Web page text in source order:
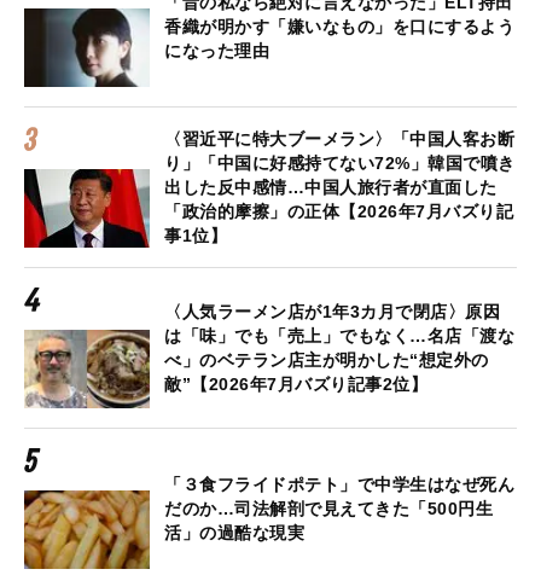
香織が明かす「嫌いなもの」を口にするよう
になった理由
〈習近平に特大ブーメラン〉「中国人客お断
り」「中国に好感持てない72%」韓国で噴き
出した反中感情…中国人旅行者が直面した
「政治的摩擦」の正体【2026年7月バズり記
事1位】
〈人気ラーメン店が1年3カ月で閉店〉原因
は「味」でも「売上」でもなく…名店「渡な
べ」のベテラン店主が明かした“想定外の
敵”【2026年7月バズり記事2位】
「３食フライドポテト」で中学生はなぜ死ん
だのか…司法解剖で見えてきた「500円生
活」の過酷な現実